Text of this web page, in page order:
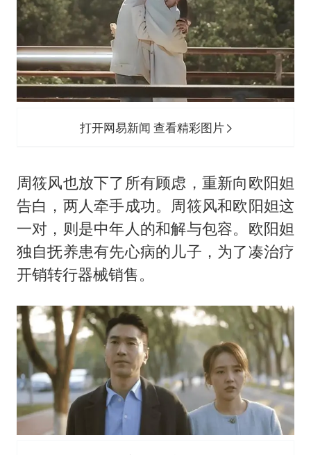
打开网易新闻 查看精彩图片
周筱风也放下了所有顾虑，重新向欧阳妲
告白，两人牵手成功。周筱风和欧阳妲这
一对，则是中年人的和解与包容。欧阳妲
独自抚养患有先心病的儿子，为了凑治疗
开销转行器械销售。